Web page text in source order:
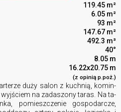
119.45 m²
6.05 m²
93 m²
147.67 m²
492.3 m³
40°
8.05 m
16.22x20.75 m
(z opinią p.poż.)
duży salon z kuchnią, ko­min­
na za­da­szo­ny taras. Na ta­
pomieszczenie gospodarcze,